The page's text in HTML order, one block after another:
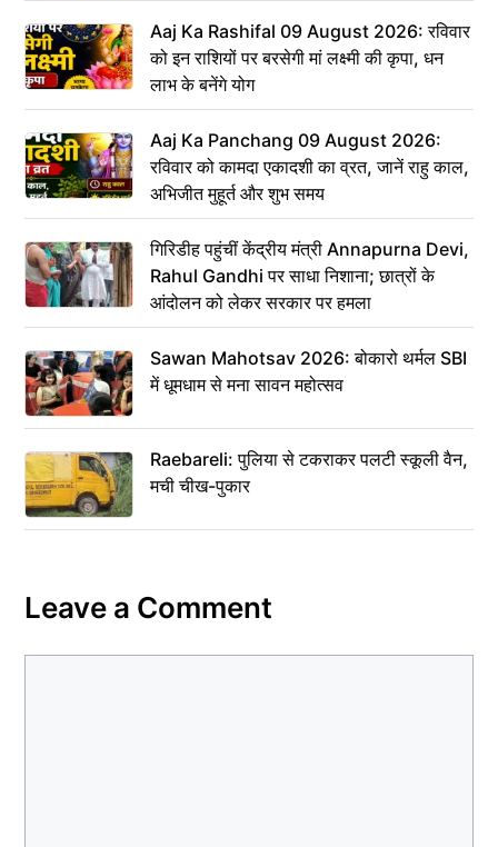
Aaj Ka Rashifal 09 August 2026: रविवार
को इन राशियों पर बरसेगी मां लक्ष्मी की कृपा, धन
लाभ के बनेंगे योग
Aaj Ka Panchang 09 August 2026:
रविवार को कामदा एकादशी का व्रत, जानें राहु काल,
अभिजीत मुहूर्त और शुभ समय
गिरिडीह पहुंचीं केंद्रीय मंत्री Annapurna Devi,
Rahul Gandhi पर साधा निशाना; छात्रों के
आंदोलन को लेकर सरकार पर हमला
Sawan Mahotsav 2026: बोकारो थर्मल SBI
में धूमधाम से मना सावन महोत्सव
Raebareli: पुलिया से टकराकर पलटी स्कूली वैन,
मची चीख-पुकार
Leave a Comment